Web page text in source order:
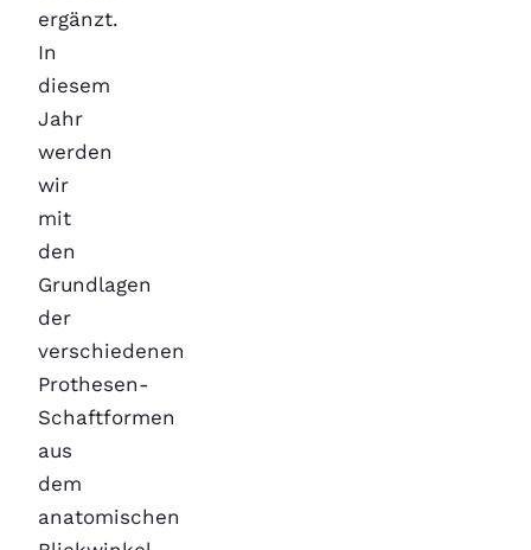
ergänzt.
In
diesem
Jahr
werden
wir
mit
den
Grundlagen
der
verschiedenen
Prothesen-
Schaftformen
aus
dem
anatomischen